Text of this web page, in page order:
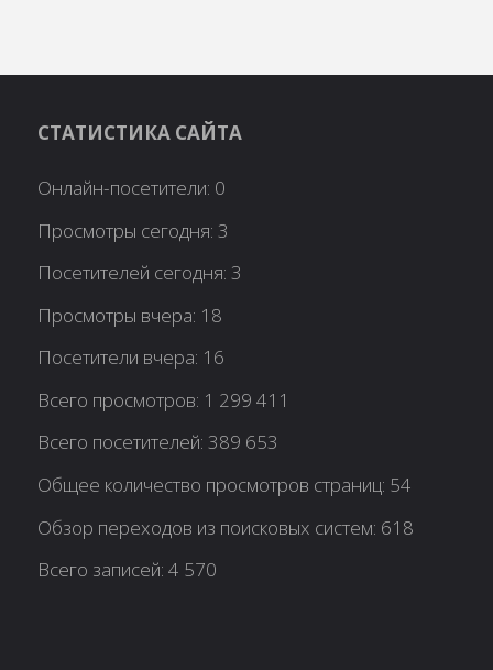
СТАТИСТИКА САЙТА
Онлайн-посетители: 0
Просмотры сегодня:3
Посетителей сегодня:3
Просмотры вчера: 18
Посетители вчера: 16
Всего просмотров: 1 299 411
Всего посетителей:389 653
Общее количество просмотров страниц: 54
Обзор переходов из поисковых систем: 618
Всего записей:4 570